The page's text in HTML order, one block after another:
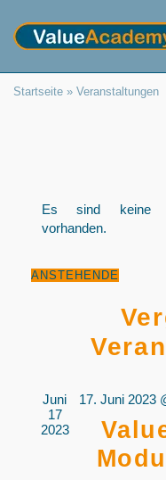
content
Startseite » Veranstaltungen
Es sind keine
vorhanden.
ANSTEHENDE
Juni
17
2023
17. Juni 2023